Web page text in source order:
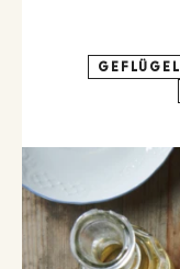
GEFLÜGEL